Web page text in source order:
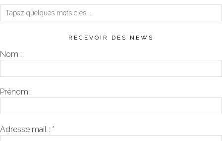
RECEVOIR DES NEWS
Nom :
Prénom :
Adresse mail : *